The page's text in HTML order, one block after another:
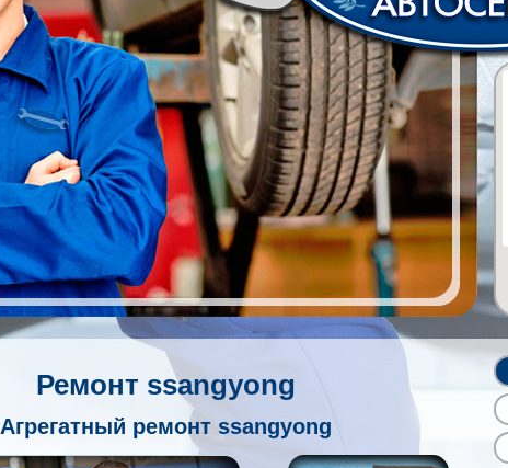
Ремонт ssangyong
Агрегатный ремонт ssangyong